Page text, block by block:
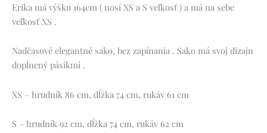
Erika má výšku 164cm ( nosí XS a S veľkosť ) a má na sebe
veľkosť XS .
Nadčasové elegantné sako, bez zapínania . Sako má svoj dizajn
doplnený pásikmi .
XS – hrudník 86 cm, dĺžka 74 cm, rukáv 61 cm
S – hrudník 92 cm, dĺžka 74 cm, rukáv 62 cm